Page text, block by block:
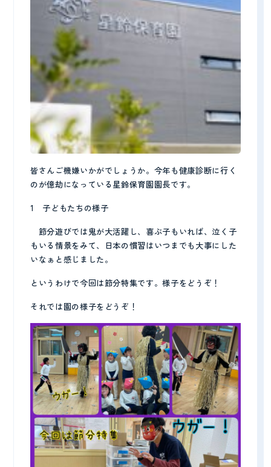
CONTACT
プライバシーポリシー
皆さんご機嫌いかがでしょうか。今年も健康診断に行く
のが億劫になっている星鈴保育園園長です。
1 子どもたちの様子
節分遊びでは鬼が大活躍し、喜ぶ子もいれば、泣く子
もいる情景をみて、日本の慣習はいつまでも大事にした
いなぁと感じました。
というわけで今回は節分特集です。様子をどうぞ！
それでは園の様子をどうぞ！